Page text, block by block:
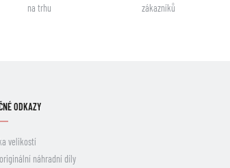
na trhu zákazníků
ODKAZY
velikostí
originální náhradní díly